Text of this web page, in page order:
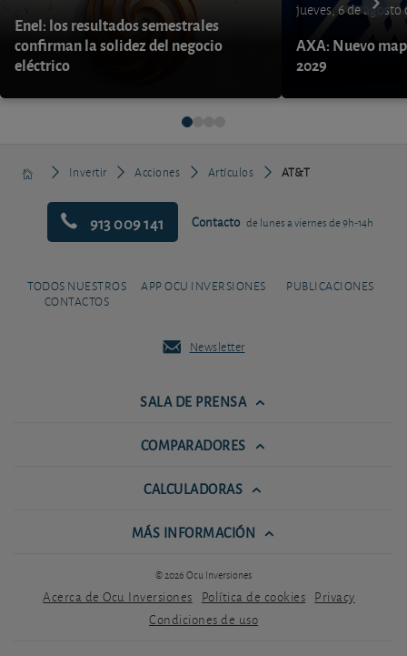
Enel: los resultados semestrales
confirman la solidez del negocio
eléctrico
jueves, 6 de agosto
AXA: Nuevo
2029
Invertir Acciones Artículos AT&T
913 009 141 Contacto de lunes a viernes de 9h-14h
TODOS NUESTROS
CONTACTOS
APP OCU INVERSIONES PUBLICACIONES
Newsletter
SALA DE PRENSA
COMPARADORES
CALCULADORAS
MÁS INFORMACIÓN
© 2026 Ocu Inversiones
Acerca de Ocu Inversiones Política de cookies Privacy
Condiciones de uso